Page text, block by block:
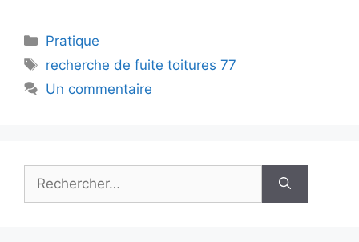
Catégories
Pratique
Étiquettes
recherche de fuite toitures 77
Un commentaire
Rechercher :